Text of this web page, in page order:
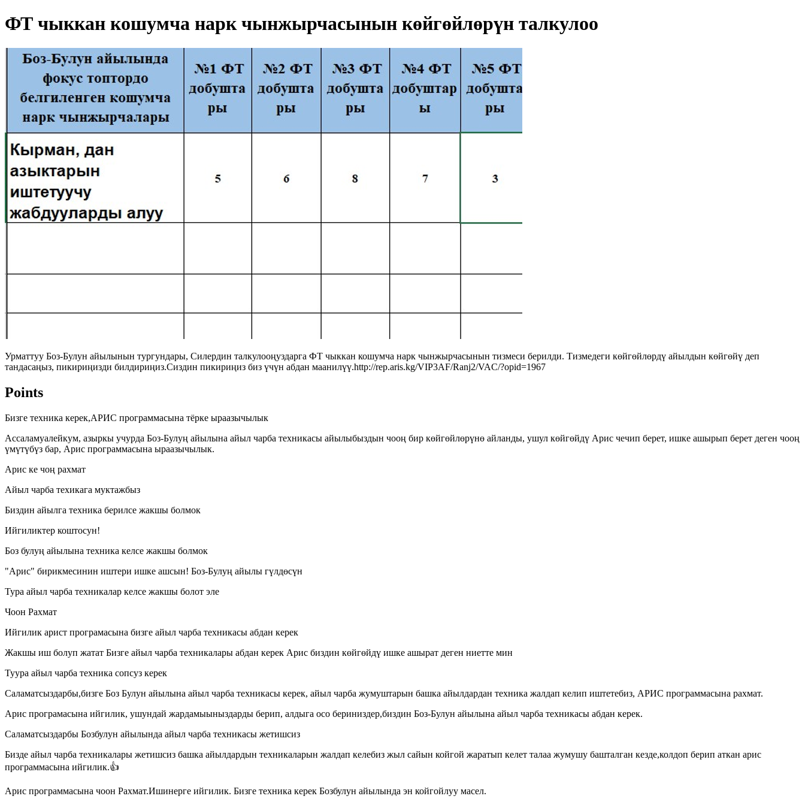
ФТ чыккан кошумча нарк чынжырчасынын көйгөйлөрүн талкулоо
Урматтуу Боз-Булун айылынын тургундары, Силердин талкулооңуздарга ФТ чыккан кошумча нарк чынжырчасынын тизмеси берилди. Тизмедеги көйгөйлөрдү айылдын көйгөйү деп
тандасаңыз, пикириңизди билдириңиз.Сиздин пикириңиз биз үчүн абдан маанилүү.http://rep.aris.kg/VIP3AF/Ranj2/VAC/?opid=1967
Points
Бизге техника керек,АРИС программасына тёрке ыраазычылык
Ассаламуалейкум, азыркы учурда Боз-Булуң айылына айыл чарба техникасы айылыбыздын чооң бир көйгөйлөрүнө айланды, ушул көйгөйдү Арис чечип берет, ишке ашырып берет деген чооң
үмүтүбүз бар, Арис программасына ыраазычылык.
Арис ке чоң рахмат
Айыл чарба техикага муктажбыз
Биздин айылга техника берилсе жакшы болмок
Ийгиликтер коштосун!
Боз булуң айылына техника келсе жакшы болмок
"Арис" бирикмесинин иштери ишке ашсын! Боз-Булуң айылы гүлдөсүн
Тура айыл чарба техникалар келсе жакшы болот эле
Чоон Рахмат
Ийгилик арист програмасына бизге айыл чарба техникасы абдан керек
Жакшы иш болуп жатат Бизге айыл чарба техникалары абдан керек Арис биздин көйгөйдү ишке ашырат деген ниетте мин
Туура айыл чарба техника сопсуз керек
Саламатсыздарбы,бизге Боз Булун айылына айыл чарба техникасы керек, айыл чарба жумуштарын башка айылдардан техника жалдап келип иштетебиз, АРИС программасына рахмат.
Арис програмасына ийгилик, ушундай жардамыыныздарды берип, алдыга осо бериниздер,биздин Боз-Булун айылына айыл чарба техникасы абдан керек.
Саламатсыздарбы Бозбулун айылында айыл чарба техникасы жетишсиз
Бизде айыл чарба техникалары жетишсиз башка айылдардын техникаларын жалдап келебиз жыл сайын койгой жаратып келет талаа жумушу башталган кезде,колдоп берип аткан арис
программасына ийгилик.👍
Арис программасына чоон Рахмат.Ишинерге ийгилик. Бизге техника керек Бозбулун айылында эн койгойлуу масел.